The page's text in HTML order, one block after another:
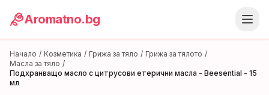
Aromatno.bg
Начало / Козметика / Грижа за тяло / Грижа за тялото /
Масла за тяло /
Подхранващо масло с цитрусови етерични масла - Beesential - 15
мл